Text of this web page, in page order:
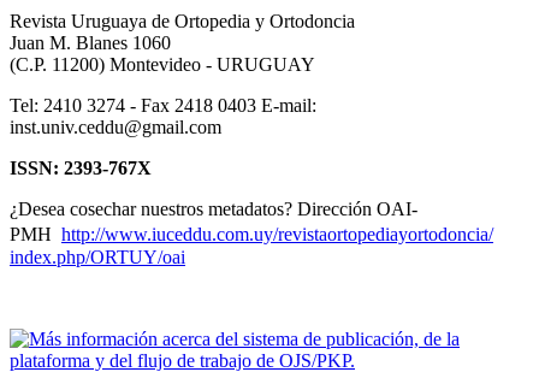
Revista Uruguaya de Ortopedia y Ortodoncia
Juan M. Blanes 1060
(C.P. 11200) Montevideo - URUGUAY
Tel: 2410 3274 - Fax 2418 0403 E-mail:
inst.univ.ceddu@gmail.com
ISSN: 2393-767X
¿Desea cosechar nuestros metadatos? Dirección OAI-
PMH http://www.iuceddu.com.uy/revistaortopediayortodoncia/
index.php/ORTUY/oai